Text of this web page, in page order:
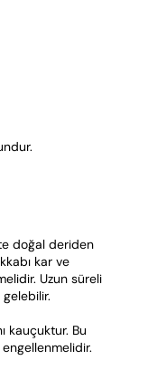
doğal deriden
kar ve
Uzun süreli
kauçuktur. Bu
engellenmelidir.